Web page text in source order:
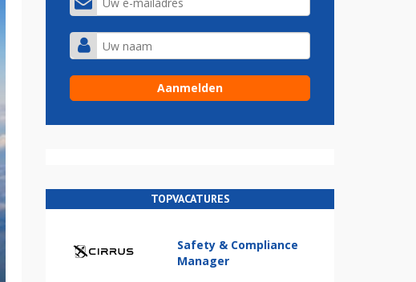
TOPVACATURES
Safety & Compliance
Manager